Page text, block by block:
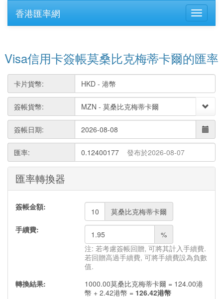
香港匯率網
Visa信用卡簽帳莫桑比克梅蒂卡爾的匯率
卡片貨幣:
簽帳貨幣:
簽帳日期:
匯率: 0.12400177 發布於2026-08-07
匯率轉換器
簽帳金額:
莫桑比克梅蒂卡爾
手續費:
%
注: 若考慮簽帳回贈, 可將其計入手續費.
若回贈高過手續費, 可將手續費設為負數
值.
轉換結果:
1000.00莫桑比克梅蒂卡爾 = 124.00港
幣 + 2.42港幣 = 126.42港幣